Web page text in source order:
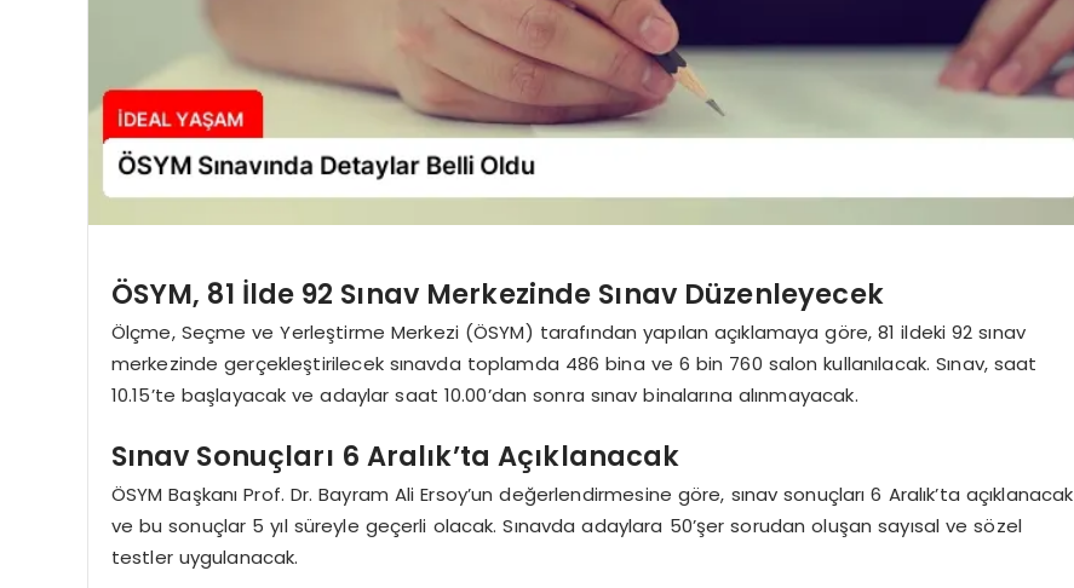
ÖSYM, 81 İlde 92 Sınav Merkezinde Sınav Düzenleyecek
Ölçme, Seçme ve Yerleştirme Merkezi (ÖSYM) tarafından yapılan açıklamaya göre, 81 ildeki 92 sınav
merkezinde gerçekleştirilecek sınavda toplamda 486 bina ve 6 bin 760 salon kullanılacak. Sınav, saat
10.15’te başlayacak ve adaylar saat 10.00’dan sonra sınav binalarına alınmayacak.
Sınav Sonuçları 6 Aralık’ta Açıklanacak
ÖSYM Başkanı Prof. Dr. Bayram Ali Ersoy’un değerlendirmesine göre, sınav sonuçları 6 Aralık’ta açıklanacak
ve bu sonuçlar 5 yıl süreyle geçerli olacak. Sınavda adaylara 50’şer sorudan oluşan sayısal ve sözel
testler uygulanacak.